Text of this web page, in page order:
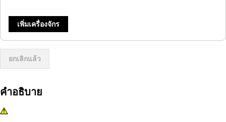
เพิ่มเครื่องจักร
ยกเลิกแล้ว
คำอธิบาย